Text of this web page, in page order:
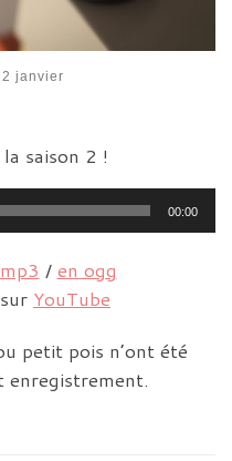
janvier
saison 2 !
00:00
/ en ogg
YouTube
petit pois n’ont été
enregistrement.